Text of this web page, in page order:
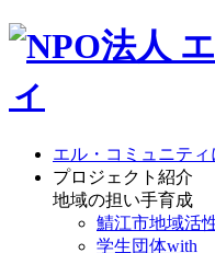
エル・コミュニティ
プロジェクト紹介
地域の担い手育成
鯖江市地域活
学生団体with